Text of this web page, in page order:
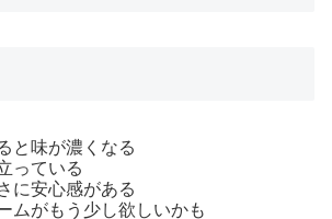
と味が濃くなる
っている
に安心感がある
ムがもう少し欲しいかも